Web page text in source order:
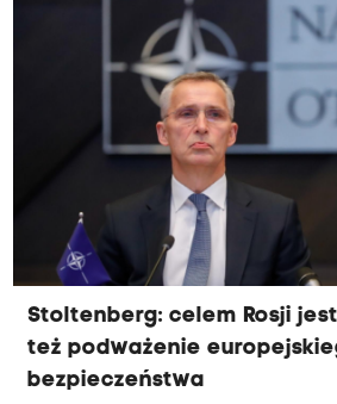
w piątek premier Mateusz
Stoltenberg: celem Rosji
też podważenie
bezpieczeństwa